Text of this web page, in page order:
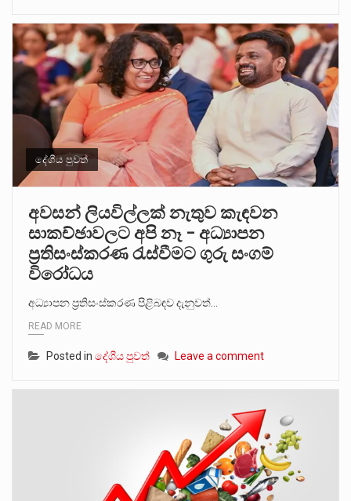
දේශීය පුවත්
අවසන් ලියවිල්ලක් නැතුව කැඳවන
සාකච්ඡාවලට අපි නෑ – අධ්‍යාපන
ප්‍රතිසංස්කරණ රැස්වීමට ගුරු සංගම්
විරෝධය
අධ්‍යාපන ප්‍රතිසංස්කරණ පිළිබඳව දැනුවත්…
READ MORE
Posted in දේශීය පුවත් Leave a comment